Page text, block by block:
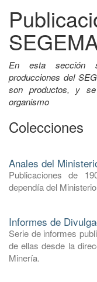
En esta sección
producciones del
son productos, y
organismo
Colecciones
Anales del
Publicaciones de
dependía del
Informes de
Serie de informes
de ellas desde la
Minería.